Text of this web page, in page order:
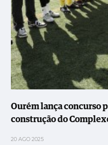
Ourém lança concurso
construção do
20 AGO 2025